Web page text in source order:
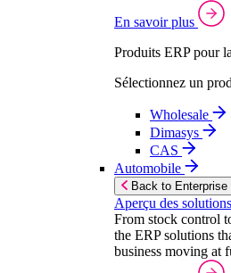
En savoir plus
Produits ERP pour
Sélectionnez un
Wholesale
Dimasys
CAS
Automobile
Back to
Aperçu des
From stock control
the ERP solutions
business moving at